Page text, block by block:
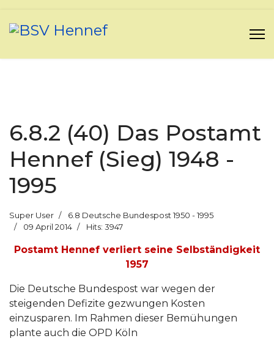
6.8.2 (40) Das Postamt
Hennef (Sieg) 1948 -
1995
Super User
6.8 Deutsche Bundespost 1950 - 1995
09 April 2014
Hits: 3947
Postamt Hennef verliert seine Selbständigkeit
1957
Die Deutsche Bundespost war wegen der
steigenden Defizite gezwungen Kosten
einzusparen. Im Rahmen dieser Bemühungen
plante auch die OPD Köln